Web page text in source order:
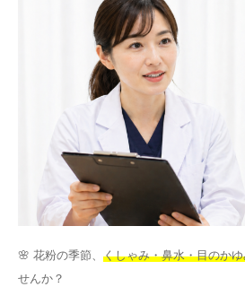
🌸 花粉の季節、 くしゃみ・鼻水・目のか
せんか？
アクセス
採用情報
言語
简体中文 한국어 日本
English